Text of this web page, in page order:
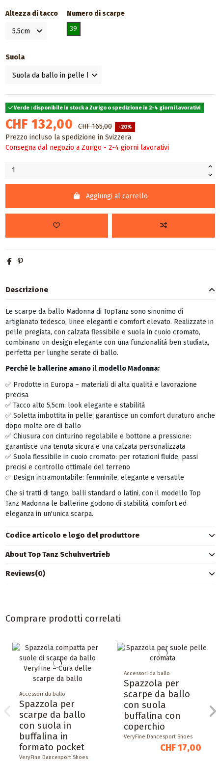
Altezza di tacco
Numero di scarpe
39
Suola
Verde : disponibile in stock a Zurigo o spedizione in 2-4 giorni lavorativi
CHF 132,00 CHF 165,00 -20%
Prezzo incluso la spedizione in Svizzera
Consegna dal negozio a Zurigo - 2-4 giorni lavorativi
Aggiungi al carrello
Descrizione
Le scarpe da ballo Madonna di TopTanz sono sinonimo di
artigianato tedesco, linee eleganti e comfort elevato. Realizzate in
pelle pregiata, con calzata flessibile e suola in cuoio cromato,
combinano un design elegante con una funzionalità ben studiata,
perfetta per lunghe serate di ballo.
Perché le ballerine amano il modello Madonna:
✅ Prodotte in Europa – materiali di alta qualità e lavorazione
precisa
✅ Tacco alto 5,5cm: look elegante e stabilità
✅ Soletta imbottita in pelle: garantisce un comfort duraturo anche
dopo molte ore di ballo
✅ Chiusura con cinturino regolabile e bottone a pressione:
garantisce una tenuta sicura e una calzata personalizzata
✅ Suola flessibile in cuoio cromato: per rotazioni fluide, passi
precisi e controllo ottimale del terreno
✅ Design intramontabile: femminile, elegante e versatile
Che si tratti di tango, balli standard o latini, con il modello Top
Tanz Madonna le ballerine godono di stabilità, comfort ed
eleganza in un'unica scarpa.
Codice articolo e logo del produttore
About Top Tanz Schuhvertrieb
Reviews(0)
Comprare prodotti correlati
Accessori da ballo
Spazzola per
scarpe da ballo
con suola in
buffalina in
formato pocket
VeryFine Dancesport Shoes
Accessori da ballo
Spazzola per
scarpe da ballo
con suola
buffalina con
coperchio
VeryFine Dancesport Shoes
CHF 17,00